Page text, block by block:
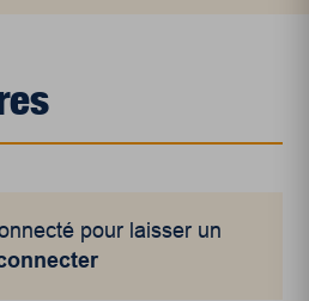
pour laisser un